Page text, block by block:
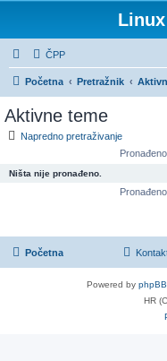
ČPP
Početna Pretražnik
Aktivne teme
Napredno pretraživanje
Ništa nije pronađeno.
Početna
Powered by phpBB
HR